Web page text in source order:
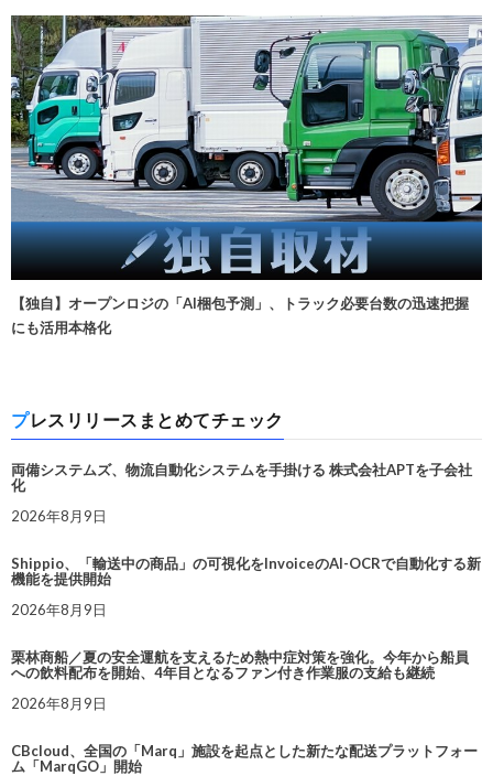
【独自】オープンロジの「AI梱包予測」、トラック必要台数の迅速把握
にも活用本格化
プレスリリースまとめてチェック
両備システムズ、物流自動化システムを手掛ける 株式会社APTを子会社
化
2026年8月9日
Shippio、「輸送中の商品」の可視化をInvoiceのAI-OCRで自動化する新
機能を提供開始
2026年8月9日
栗林商船／夏の安全運航を支えるため熱中症対策を強化。今年から船員
への飲料配布を開始、4年目となるファン付き作業服の支給も継続
2026年8月9日
CBcloud、全国の「Marq」施設を起点とした新たな配送プラットフォー
ム「MarqGO」開始